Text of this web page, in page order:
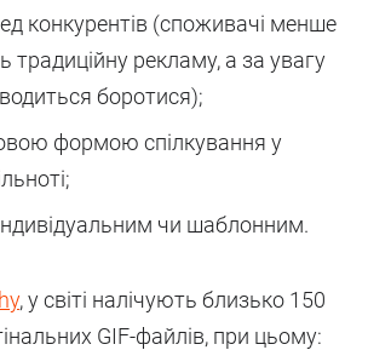
конкурентів (споживачі менше
рекламу, а за увагу
боротися);
формою спілкування у
чи шаблонним.
, у світі налічують близько 150
GIF-файлів, при цьому: